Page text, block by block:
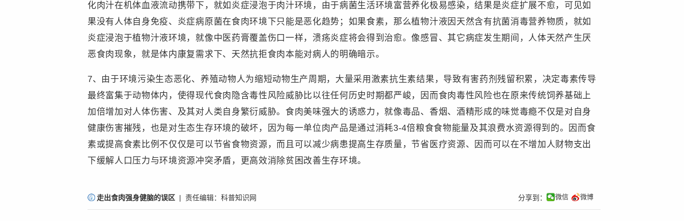
化肉汁在机体血液流动携带下，就如炎症浸泡于肉汁环境，由于病菌生活环境富营养化极易感染，结果是炎症扩展不愈，可见如
果没有人体自身免疫、炎症病原菌在食肉环境下只能是恶化趋势；如果食素，那么植物汁液因天然含有抗菌消毒营养物质，就如
炎症浸泡于植物汁液环境，就像中医药膏覆盖伤口一样，溃疡炎症将会得到治愈。像感冒、其它病症发生期间，人体天然产生厌
恶食肉现象，就是体内康复需求下、天然抗拒食肉本能对病人的明确暗示。
7、由于环境污染生态恶化、养殖动物人为缩短动物生产周期，大量采用激素抗生素结果，导致有害药剂残留积累，决定毒素传导
最终富集于动物体内，使得现代食肉隐含毒性风险威胁比以往任何历史时期都严峻，因而食肉毒性风险也在原来传统饲养基础上
加倍增加对人体伤害、及其对人类自身繁衍威胁。食肉美味强大的诱惑力，就像毒品、香烟、酒精形成的味觉毒瘾不仅是对自身
健康伤害摧残，也是对生态生存环境的破坏，因为每一单位肉产品是通过消耗3-4倍粮食食物能量及其浪费水资源得到的。因而食
素或提高食素比例不仅仅是可以节省食物资源，而且可以减少病患提高生存质量，节省医疗资源、因而可以在不增加人财物支出
下缓解人口压力与环境资源冲突矛盾，更高效消除贫困改善生存环境。
走出食肉强身健脑的误区 | 责任编辑： 科普知识网 微信 微博
分享到：